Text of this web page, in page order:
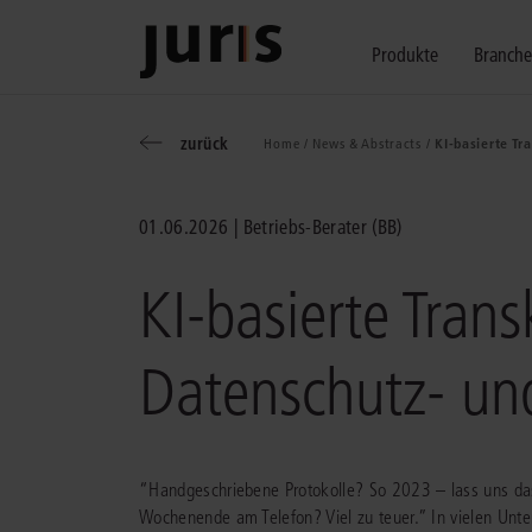
Produkte
Schalten Sie mit unseren flexibel
zu den Produkten
zu den Produkten
zu den Produkten
Erfahren Sie, welche Vorteile die
Fragen zum juris Portal oder zu
zurück Home / News & Abstracts / KI-basierte
01.06.2026 Betriebs-Berater (BB)
KI-basierte
Datenschutz-
“Handgeschriebene Protokolle? So 2023 – lass uns
Wochenende am Telefon? Viel zu teuer.” In vielen